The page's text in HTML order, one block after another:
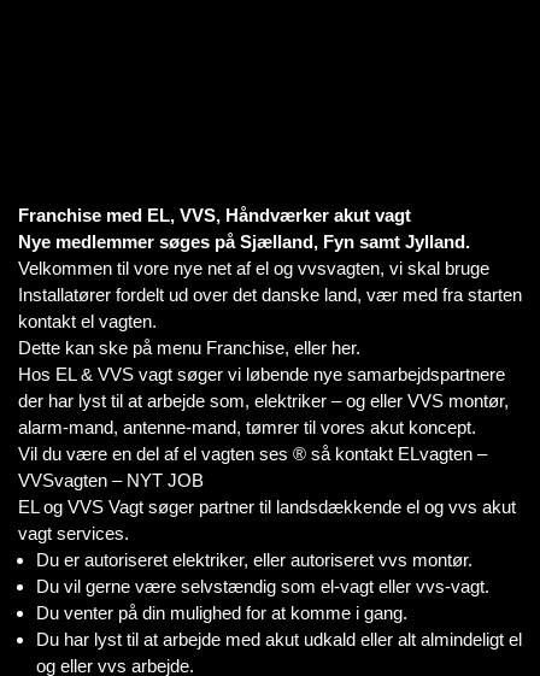
Franchise med EL, VVS, Håndværker akut vagt
Nye medlemmer søges på Sjælland, Fyn samt Jylland.
Velkommen til vore nye net af el og vvsvagten, vi skal bruge
Installatører fordelt ud over det danske land, vær med fra starten
kontakt el vagten.
Dette kan ske på menu Franchise, eller her.
Hos EL & VVS vagt søger vi løbende nye samarbejdspartnere
der har lyst til at arbejde som, elektriker – og eller VVS montør,
alarm-mand, antenne-mand, tømrer til vores akut koncept.
Vil du være en del af el vagten ses ® så kontakt ELvagten –
VVSvagten – NYT JOB
EL og VVS Vagt søger partner til landsdækkende el og vvs akut
vagt services.
Du er autoriseret elektriker, eller autoriseret vvs montør.
Du vil gerne være selvstændig som el-vagt eller vvs-vagt.
Du venter på din mulighed for at komme i gang.
Du har lyst til at arbejde med akut udkald eller alt almindeligt el
og eller vvs arbejde.